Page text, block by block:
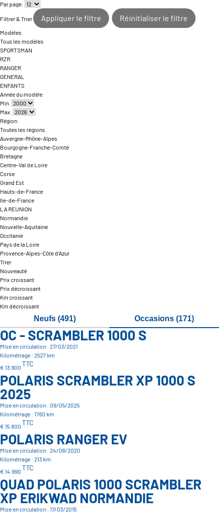
Par page:
Filtrer & Trier Appliquer le filtre Réinitialiser le filtre
Modèles
Tous les modèles
SPORTSMAN
RZR
RANGER
GENERAL
ENFANTS
Année du modèle
Min.
Max.
Région
Toutes les régions
Auvergne-Rhône-Alpes
Bourgogne-Franche-Comté
Bretagne
Centre-Val de Loire
Corse
Grand Est
Hauts-de-France
Ile-de-France
LA REUNION
Normandie
Nouvelle-Aquitaine
Occitanie
Pays de la Loire
Provence-Alpes-Côte d'Azur
Trier
Nouveauté
Prix croissant
Prix décroissant
Km croissant
Km décroissant
Neufs (491) Occasions (171)
OC - SCRAMBLER 1000 S
Mise en circulation : 27/03/2021
Kilométrage : 2527 km
€ 13.900 TTC
POLARIS SCRAMBLER XP 1000 S
2025
Mise en circulation : 09/05/2025
Kilométrage : 1760 km
€ 15.800 TTC
POLARIS RANGER EV
Mise en circulation : 24/08/2020
Kilométrage : 213 km
€ 14.990 TTC
QUAD POLARIS 1000 SCRAMBLER
XP ERIKWAD NORMANDIE
Mise en circulation : 17/03/2015